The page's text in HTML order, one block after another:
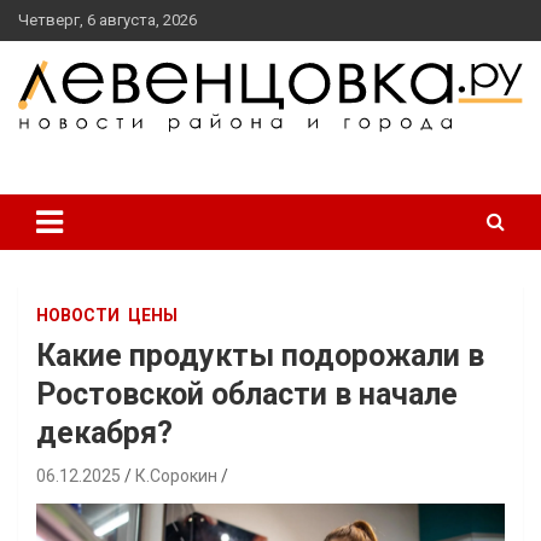
перейти
к
содержанию
Четверг, 6 августа, 2026
НОВОСТИ ЦЕНЫ
Какие продукты подорожали в
Ростовской области в начале
декабря?
06.12.2025 К.Сорокин